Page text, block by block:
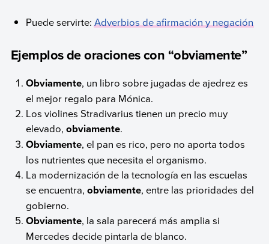
Puede servirte:Adverbios de afirmación y negación
Ejemplos de oraciones con “obviamente”
Obviamente, un libro sobre jugadas de ajedrez es
el mejor regalo para Mónica.
Los violines Stradivarius tienen un precio muy
elevado,obviamente.
Obviamente, el pan es rico, pero no aporta todos
los nutrientes que necesita el organismo.
La modernización de la tecnología en las escuelas
se encuentra,obviamente, entre las prioridades del
gobierno.
Obviamente, la sala parecerá más amplia si
Mercedes decide pintarla de blanco.